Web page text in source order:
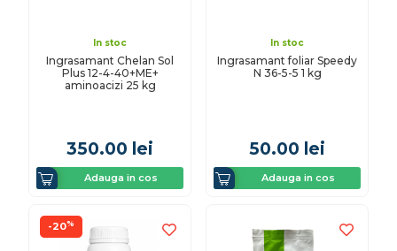
In stoc
Ingrasamant Chelan Sol
Plus 12-4-40+ME+
aminoacizi 25 kg
350.00 lei
Adauga in cos
In stoc
Ingrasamant foliar Speedy
N 36-5-5 1 kg
50.00 lei
Adauga in cos
-20%